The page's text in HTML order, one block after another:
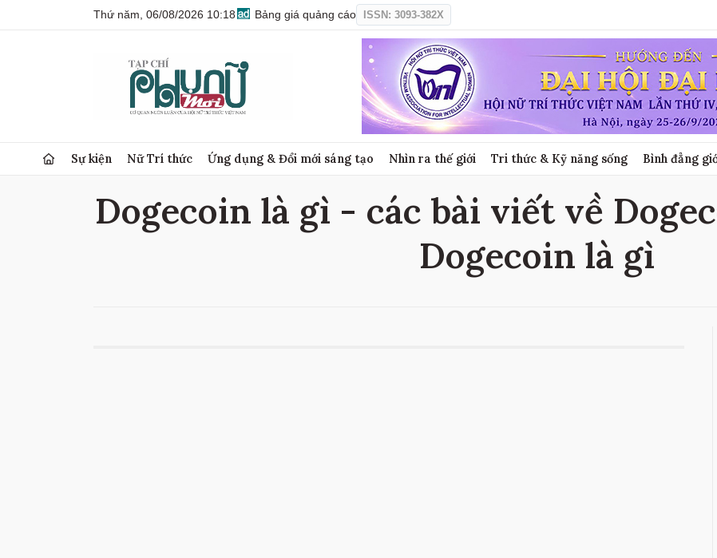
Thứ năm, 06/08/2026 10:18 Bảng giá quảng cáo ISSN: 3093-382X
Sự kiện Nữ Trí thức Ứng dụng & Đổi mới sáng tạo Nhìn ra thế giới Tri thức & Kỹ năng sống Bình đẳng
Dogecoin là gì - các bài viết về
Dogecoin là gì